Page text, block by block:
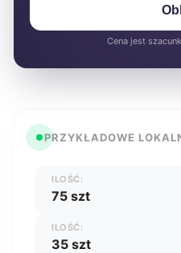
Cena jest
PRZYKŁADOWE
ILOŚĆ:
75 szt
ILOŚĆ:
35 szt